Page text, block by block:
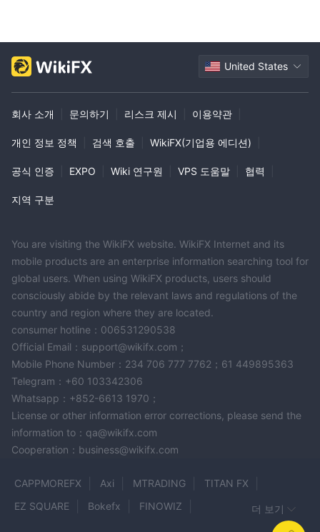
United States
회사 소개 문의하기 리스크 제시 이용약관
개인 정보 정책 검색 호출 WikiFX(기업용 에디션)
공식 인증 EXPO Wiki 연구원 VPS 도움말 협력
지역 구분
You are visiting the WikiFX website. WikiFX Internet and its
mobile products are an enterprise information searching tool for
global users. When using WikiFX products, users should
consciously abide by the relevant laws and regulations of the
country and region where they are located.
consumer hotline：006531290538
Official Email：support@wikifx.com；
Mobile Phone Number：234 706 777 7762；61 449895363
Telegram：+60 103342306
Whatsapp：+852-6613 1970；
License or other information error corrections, please send the
information to：qa@wikifx.com
Cooperation：business@wikifx.com
CAPPMOREFX Axi MTRADING
TITAN FX
EZ SQUARE
Bokefx
FINOWIZ
더 보기